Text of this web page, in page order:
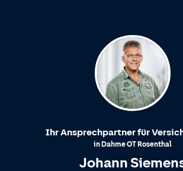
Ihr Ansprechpartner für
in DahmeOT Rosenthal
Johann